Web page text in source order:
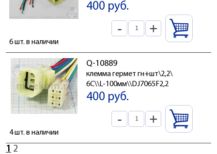
400 руб.
- +
6 шт. в наличии
Q-10889
клемма гермет гн+шт\2,2\
6C\\L-100мм\\DJ7065F2,2
400 руб.
- +
4 шт. в наличии
1 2